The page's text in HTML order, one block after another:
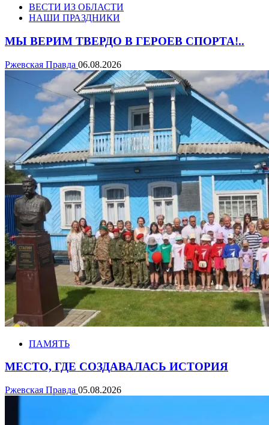
ВЕСТИ ИЗ ОБЛАСТИ
НАШИ ПРАЗДНИКИ
МЫ ВЕРИМ ТВЕРДО В ГЕРОЕВ СПОРТА!..
Ржевская Правда 06.08.2026
ПАМЯТЬ
МЕСТО, ГДЕ СОЗДАВАЛАСЬ ИСТОРИЯ
Ржевская Правда 05.08.2026